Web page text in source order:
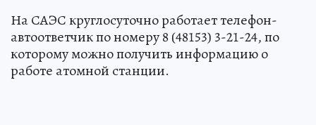
На САЭС круглосуточно работает телефон-
автоответчик по номеру 8 (48153) 3-21-24, по
которому можно получить информацию о
работе атомной станции.